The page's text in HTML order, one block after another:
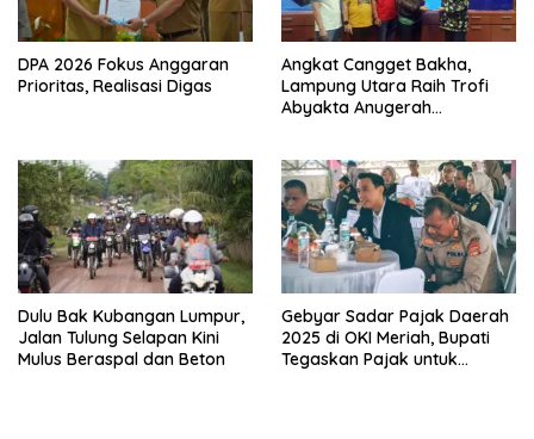
DPA 2026 Fokus Anggaran
Prioritas, Realisasi Digas
Angkat Cangget Bakha,
Lampung Utara Raih Trofi
Abyakta Anugerah
Dulu Bak Kubangan Lumpur,
Jalan Tulung Selapan Kini
Mulus Beraspal dan Beton
Gebyar Sadar Pajak Daerah
2025 di OKI Meriah, Bupati
Tegaskan Pajak untuk